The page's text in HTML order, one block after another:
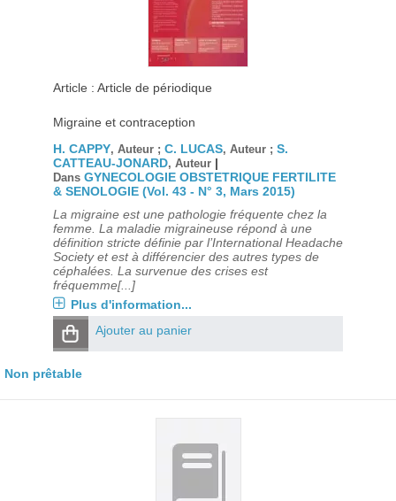
Article : Article de périodique
Migraine et contraception
H. CAPPY, Auteur ; C. LUCAS, Auteur ; S.
CATTEAU-JONARD, Auteur |
Dans GYNECOLOGIE OBSTETRIQUE FERTILITE
& SENOLOGIE (Vol. 43 - N° 3, Mars 2015)
La migraine est une pathologie fréquente chez la
femme. La maladie migraineuse répond à une
définition stricte définie par l’International Headache
Society et est à différencier des autres types de
céphalées. La survenue des crises est
fréquemme[...]
Plus d'information...
Ajouter au panier
Non prêtable